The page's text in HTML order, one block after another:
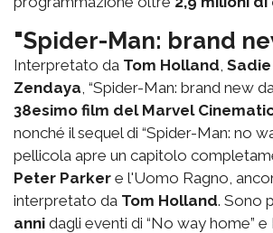
"Spider-Man: brand
Interpretato da Tom Holland Sadie
Zendaya , “Spider-Man: brand new
38esimo film del Marvel
nonché il sequel di “Spider-Man: no
pellicola apre un capitolo
Peter Parker e l'Uomo Ragno,
interpretato da Tom Holland. Sono
anni dagli eventi di “No way home” e